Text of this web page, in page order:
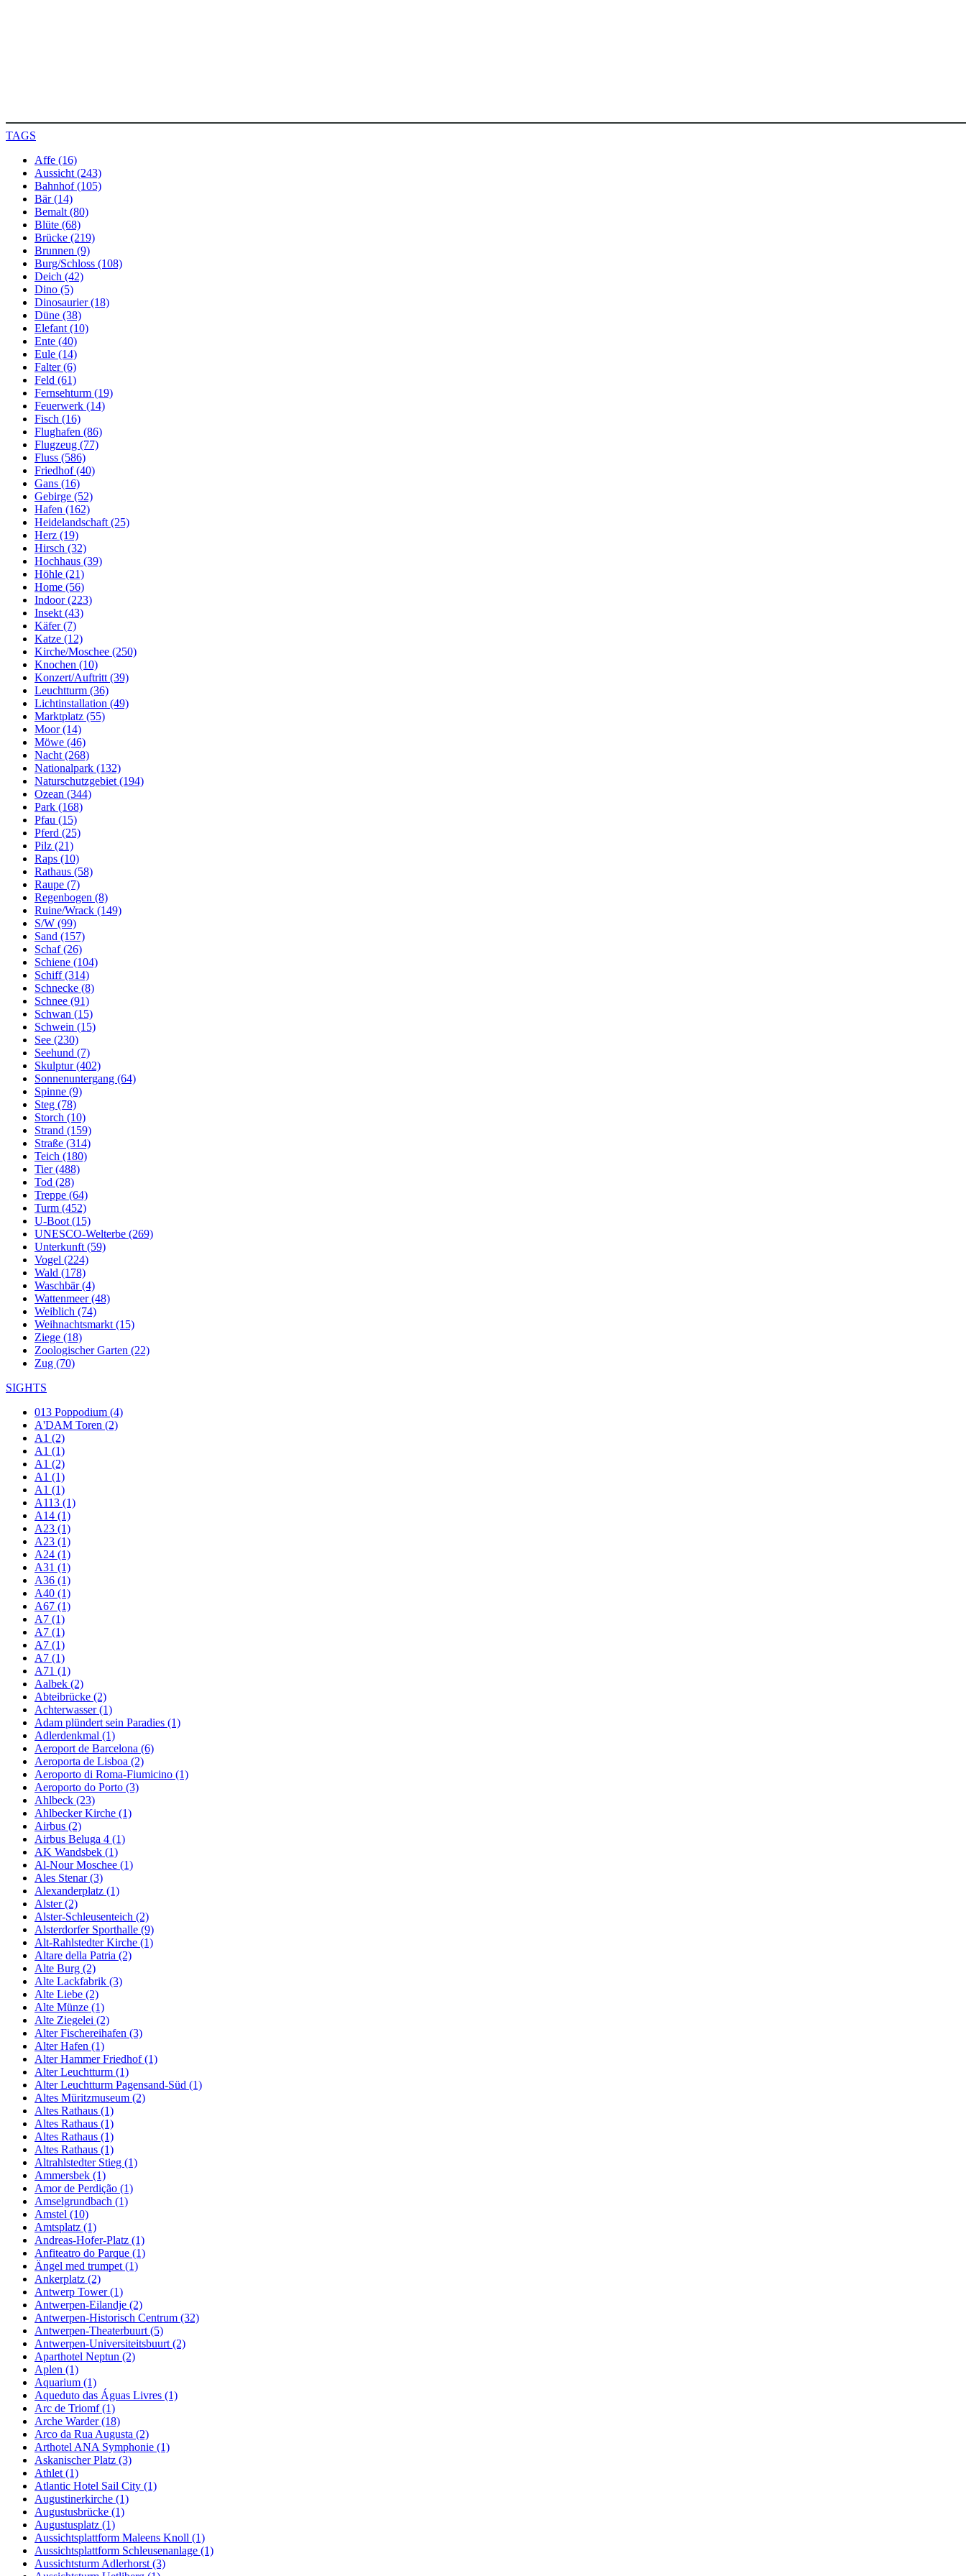
TAGS
Affe (16)
Aussicht (243)
Bahnhof (105)
Bär (14)
Bemalt (80)
Blüte (68)
Brücke (219)
Brunnen (9)
Burg/Schloss (108)
Deich (42)
Dino (5)
Dinosaurier (18)
Düne (38)
Elefant (10)
Ente (40)
Eule (14)
Falter (6)
Feld (61)
Fernsehturm (19)
Feuerwerk (14)
Fisch (16)
Flughafen (86)
Flugzeug (77)
Fluss (586)
Friedhof (40)
Gans (16)
Gebirge (52)
Hafen (162)
Heidelandschaft (25)
Herz (19)
Hirsch (32)
Hochhaus (39)
Höhle (21)
Home (56)
Indoor (223)
Insekt (43)
Käfer (7)
Katze (12)
Kirche/Moschee (250)
Knochen (10)
Konzert/Auftritt (39)
Leuchtturm (36)
Lichtinstallation (49)
Marktplatz (55)
Moor (14)
Möwe (46)
Nacht (268)
Nationalpark (132)
Naturschutzgebiet (194)
Ozean (344)
Park (168)
Pfau (15)
Pferd (25)
Pilz (21)
Raps (10)
Rathaus (58)
Raupe (7)
Regenbogen (8)
Ruine/Wrack (149)
S/W (99)
Sand (157)
Schaf (26)
Schiene (104)
Schiff (314)
Schnecke (8)
Schnee (91)
Schwan (15)
Schwein (15)
See (230)
Seehund (7)
Skulptur (402)
Sonnenuntergang (64)
Spinne (9)
Steg (78)
Storch (10)
Strand (159)
Straße (314)
Teich (180)
Tier (488)
Tod (28)
Treppe (64)
Turm (452)
U-Boot (15)
UNESCO-Welterbe (269)
Unterkunft (59)
Vogel (224)
Wald (178)
Waschbär (4)
Wattenmeer (48)
Weiblich (74)
Weihnachtsmarkt (15)
Ziege (18)
Zoologischer Garten (22)
Zug (70)
SIGHTS
013 Poppodium (4)
A'DAM Toren (2)
A1 (2)
A1 (1)
A1 (2)
A1 (1)
A1 (1)
A113 (1)
A14 (1)
A23 (1)
A23 (1)
A24 (1)
A31 (1)
A36 (1)
A40 (1)
A67 (1)
A7 (1)
A7 (1)
A7 (1)
A7 (1)
A71 (1)
Aalbek (2)
Abteibrücke (2)
Achterwasser (1)
Adam plündert sein Paradies (1)
Adlerdenkmal (1)
Aeroport de Barcelona (6)
Aeroporta de Lisboa (2)
Aeroporto di Roma-Fiumicino (1)
Aeroporto do Porto (3)
Ahlbeck (23)
Ahlbecker Kirche (1)
Airbus (2)
Airbus Beluga 4 (1)
AK Wandsbek (1)
Al-Nour Moschee (1)
Ales Stenar (3)
Alexanderplatz (1)
Alster (2)
Alster-Schleusenteich (2)
Alsterdorfer Sporthalle (9)
Alt-Rahlstedter Kirche (1)
Altare della Patria (2)
Alte Burg (2)
Alte Lackfabrik (3)
Alte Liebe (2)
Alte Münze (1)
Alte Ziegelei (2)
Alter Fischereihafen (3)
Alter Hafen (1)
Alter Hammer Friedhof (1)
Alter Leuchtturm (1)
Alter Leuchtturm Pagensand-Süd (1)
Altes Müritzmuseum (2)
Altes Rathaus (1)
Altes Rathaus (1)
Altes Rathaus (1)
Altes Rathaus (1)
Altrahlstedter Stieg (1)
Ammersbek (1)
Amor de Perdição (1)
Amselgrundbach (1)
Amstel (10)
Amtsplatz (1)
Andreas-Hofer-Platz (1)
Anfiteatro do Parque (1)
Ängel med trumpet (1)
Ankerplatz (2)
Antwerp Tower (1)
Antwerpen-Eilandje (2)
Antwerpen-Historisch Centrum (32)
Antwerpen-Theaterbuurt (5)
Antwerpen-Universiteitsbuurt (2)
Aparthotel Neptun (2)
Aplen (1)
Aquarium (1)
Aqueduto das Águas Livres (1)
Arc de Triomf (1)
Arche Warder (18)
Arco da Rua Augusta (2)
Arthotel ANA Symphonie (1)
Askanischer Platz (3)
Athlet (1)
Atlantic Hotel Sail City (1)
Augustinerkirche (1)
Augustusbrücke (1)
Augustusplatz (1)
Aussichtsplattform Maleens Knoll (1)
Aussichtsplattform Schleusenanlage (1)
Aussichtsturm Adlerhorst (3)